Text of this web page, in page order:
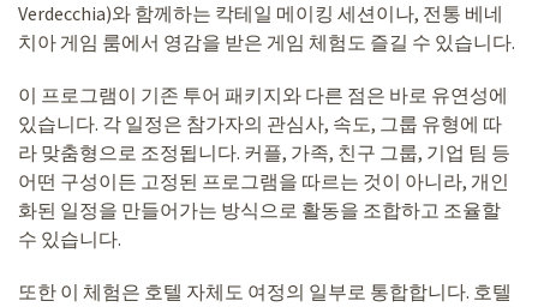
Verdecchia)와 함께하는 칵테일 메이킹 세션이나, 전통 베네
치아 게임 룸에서 영감을 받은 게임 체험도 즐길 수 있습니다.
이 프로그램이 기존 투어 패키지와 다른 점은 바로 유연성에
있습니다. 각 일정은 참가자의 관심사, 속도, 그룹 유형에 따
라 맞춤형으로 조정됩니다. 커플, 가족, 친구 그룹, 기업 팀 등
어떤 구성이든 고정된 프로그램을 따르는 것이 아니라, 개인
화된 일정을 만들어가는 방식으로 활동을 조합하고 조율할
수 있습니다.
또한 이 체험은 호텔 자체도 여정의 일부로 통합합니다. 호텔